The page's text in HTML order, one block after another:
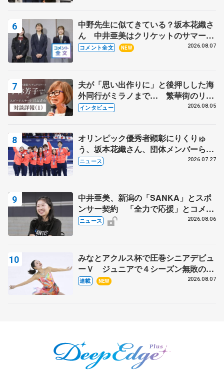
中野先生に似てきている？坂本花織さ
ん 中井亜美はクリケットのサマーキ
ャンプに 島田麻央はたくさん試合に
コメント全文 NEW 2026.08.07
夫が「思い出作りに」と後押しした海
外同行がミラノまで… 繁華街のリン
クでは不良のお兄さんも味方に 小林
インタビュー 2026.08.05
オリンピック優秀者顕彰にりくりゅ
う、坂本花織さん、団体メンバーら
8月7日に文科省が表彰式、ブルーノ・
ニュース 2026.07.27
中井亜美、新潟の「SANKA」とスポ
ンサー契約 「全力で応援」とコメン
ト
ニュース 2026.08.06
みなとアクルス杯で圧巻シニアデビュ
ーＶ ジュニアで４シーズン無敗の島
田麻央
連載 NEW 2026.08.07